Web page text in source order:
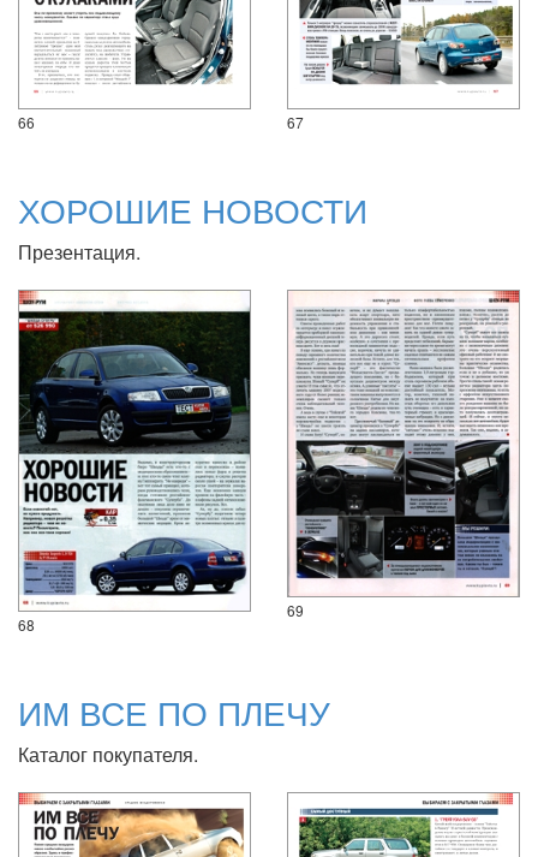
66 67
ХОРОШИЕ НОВОСТИ
Презентация.
68
69
ИМ ВСЕ ПО ПЛЕЧУ
Каталог покупателя.